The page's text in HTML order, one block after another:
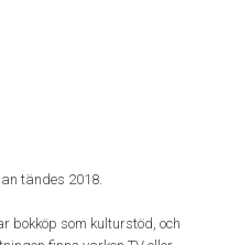
tändes 2018.
bokköp som kulturstöd, och